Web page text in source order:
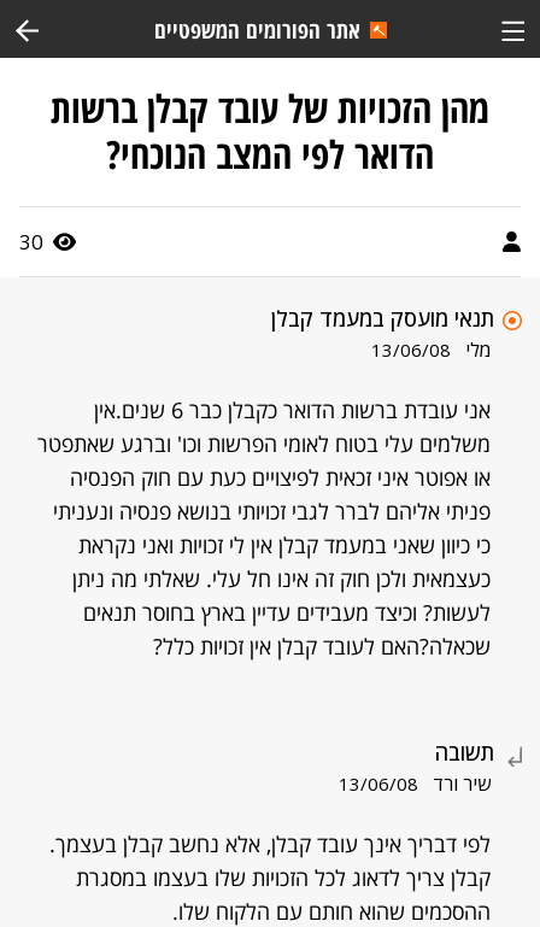
אתר הפורומים המשפטיים
מהן הזכויות של עובד קבלן ברשות
הדואר לפי המצב הנוכחי?
30
תנאי מועסק במעמד קבלן
מלי 13/06/08
אני עובדת ברשות הדואר כקבלן כבר 6 שנים.אין
משלמים עלי בטוח לאומי הפרשות וכו' וברגע שאתפטר
או אפוטר איני זכאית לפיצויים כעת עם חוק הפנסיה
פניתי אליהם לברר לגבי זכויותי בנושא פנסיה ונעניתי
כי כיוון שאני במעמד קבלן אין לי זכויות ואני נקראת
כעצמאית ולכן חוק זה אינו חל עלי. שאלתי מה ניתן
לעשות? וכיצד מעבידים עדיין בארץ בחוסר תנאים
שכאלה?האם לעובד קבלן אין זכויות כלל?
תשובה
שיר ורד 13/06/08
לפי דבריך אינך עובד קבלן, אלא נחשב קבלן בעצמך.
קבלן צריך לדאוג לכל הזכויות שלו בעצמו במסגרת
ההסכמים שהוא חותם עם הלקוח שלו.